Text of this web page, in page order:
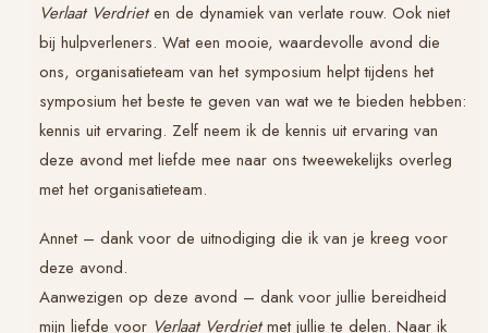
Verlaat Verdrieten de dynamiek van verlate rouw. Ook niet
bij hulpverleners. Wat een mooie, waardevolle avond die
ons, organisatieteam van het symposium helpt tijdens het
symposium het beste te geven van wat we te bieden hebben:
kennis uit ervaring. Zelf neem ik de kennis uit ervaring van
deze avond met liefde mee naar ons tweewekelijks overleg
met het organisatieteam.
Annet – dank voor de uitnodiging die ik van je kreeg voor
deze avond.
Aanwezigen op deze avond – dank voor jullie bereidheid
mijn liefde voor Verlaat Verdrietmet jullie te delen. Naar ik